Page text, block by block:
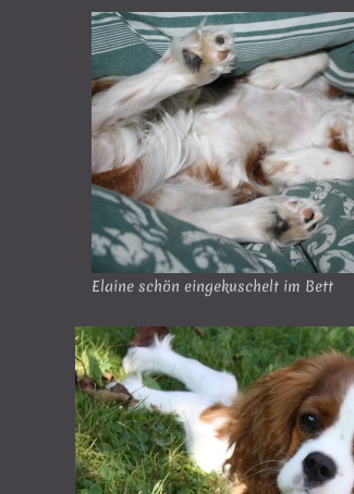
Elaine schön eingekuschelt im Bett